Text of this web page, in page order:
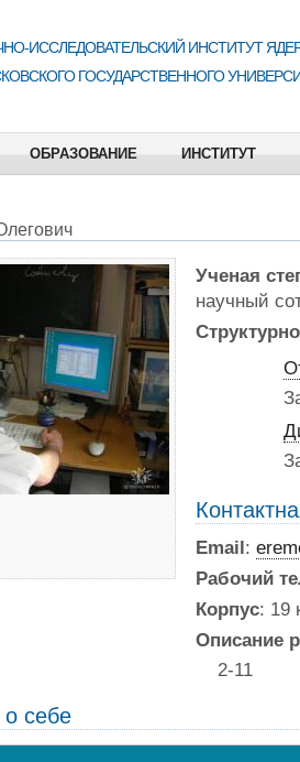
ИССЛЕДОВАТЕЛЬСКИЙ ИНСТИТУТ
ГОСУДАРСТВЕННОГО
ОБРАЗОВАНИЕ ИНСТИТУТ
Ученая
научный
Email:
Рабочий
Корпус: 19
Описание
2-11
себе